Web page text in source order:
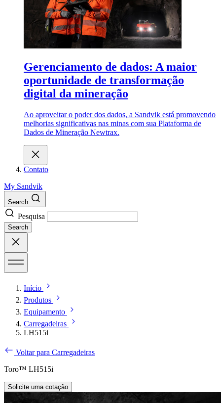
Gerenciamento de dados: A maior
oportunidade de transformação
digital da mineração
Ao aproveitar o poder dos dados, a Sandvik está promovendo
melhorias significativas nas minas com sua Plataforma de
Dados de Mineração Newtrax.
Contato
My Sandvik
Search
Pesquisa
Search
Início
Produtos
Equipamento
Carregadeiras
LH515i
Voltar para Carregadeiras
Toro™ LH515i
Solicite uma cotação